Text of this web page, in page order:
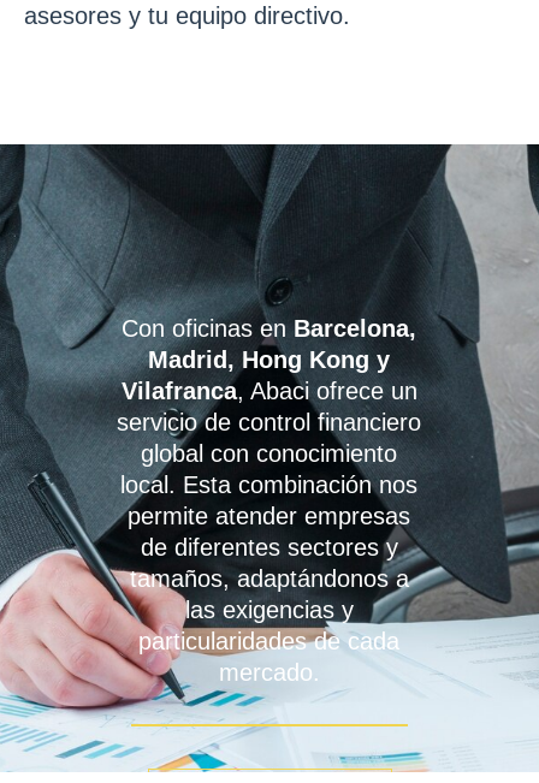
asesores y tu equipo directivo.
Con oficinas enBarcelona,
Madrid, Hong Kong y
Vilafranca, Abaci ofrece un
servicio de control financiero
global con conocimiento
local. Esta combinación nos
permite atender empresas
de diferentes sectores y
tamaños, adaptándonos a
las exigencias y
particularidades de cada
mercado.